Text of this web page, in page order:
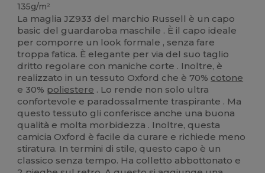
135g/m²
La maglia JZ933 del marchio Russell è un capo
basic del guardaroba maschile . È il capo ideale
per comporre un look formale , senza fare
troppa fatica. È elegante per via del suo taglio
dritto regolare con maniche corte . Inoltre, è
realizzato in un tessuto Oxford che è 70% cotone
e 30% poliestere . Lo rende non solo ultra
confortevole e paradossalmente traspirante . Ma
questo tessuto gli conferisce anche una buona
qualità e molta morbidezza . Inoltre, questa
camicia Oxford è facile da curare e richiede meno
stiratura. In termini di stile, questo capo è un
classico senza tempo. Ha colletto abbottonato e